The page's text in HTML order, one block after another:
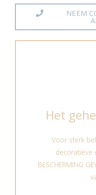
NEEM
Het
Voor sterk
decoratieve
BESCHERMING